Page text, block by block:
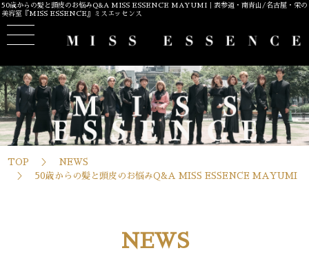
50歳からの髪と頭皮のお悩みQ&A MISS ESSENCE MAYUMI｜表参道・南青山/名古屋・栄の
美容室『MISS ESSENCE』ミスエッセンス
TOP
NEWS
50歳からの髪と頭皮のお悩みQ&A MISS ESSENCE MAYUMI
NEWS